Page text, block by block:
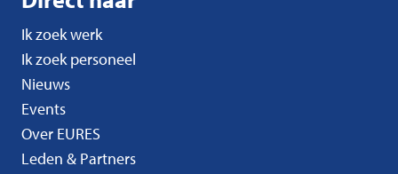
Ik zoek werk
Ik zoek personeel
Nieuws
Events
Over EURES
Leden & Partners